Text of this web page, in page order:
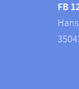
FB
12
FB